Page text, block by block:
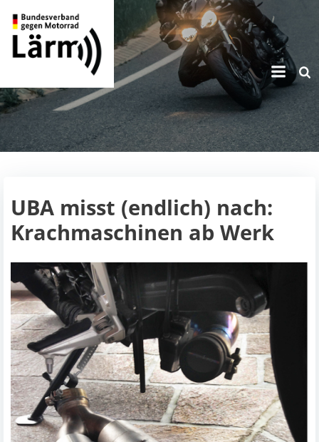
Zum
Inhalt
springen
UBA misst (endlich) nach:
Krachmaschinen ab Werk